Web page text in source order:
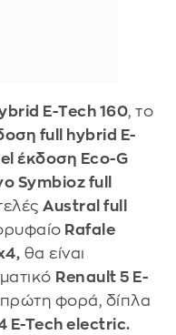
Ε-Tech 160, το
full hybrid E-
έκδοση Eco-G
Symbioz full
Austral full
Rafale
θα είναι
Renault 5 E-
πρώτη φορά, δίπλα
E-Tech electric.